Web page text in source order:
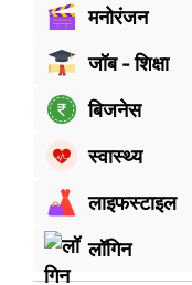
मनोरंजन
जॉब - शिक्षा
बिजनेस
स्वास्थ्य
लाइफस्टाइल
लॉगिन